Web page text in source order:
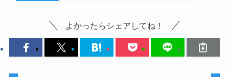
よかったらシェアしてね！